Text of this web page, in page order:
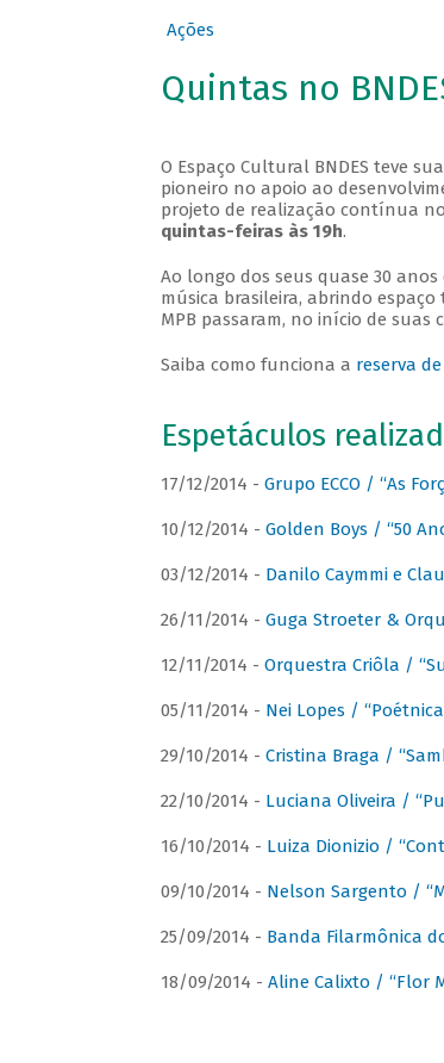
Ações
Quintas no
O Espaço Cultural BNDES teve
pioneiro no apoio ao
projeto de realização contínua
quintas-feiras às 19h.
Ao longo dos seus quase 30 anos
música brasileira, abrindo
MPB passaram, no início de suas
Saiba como funciona a reserva
Espetáculos
17/12/2014 - Grupo ECCO / “As
10/12/2014 - Golden Boys / “50
03/12/2014 - Danilo Caymmi e
26/11/2014 - Guga Stroeter &
12/11/2014 - Orquestra Criôla /
05/11/2014 - Nei Lopes /
29/10/2014 - Cristina Braga /
22/10/2014 - Luciana Oliveira /
16/10/2014 - Luiza Dionizio /
09/10/2014 - Nelson Sargento /
25/09/2014 - Banda Filarmônica
18/09/2014 - Aline Calixto / “Flor